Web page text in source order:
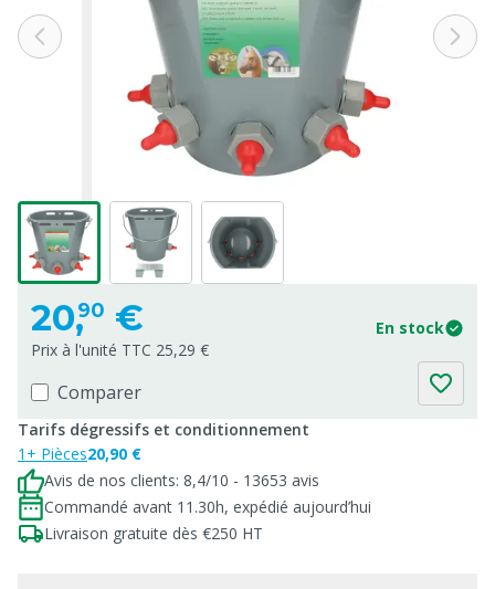
20,90 €
En stock
Prix à l'unité TTC 25,29 €
Comparer
Tarifs dégressifs et conditionnement
1+ Pièces20,90 €
Avis de nos clients: 8,4/10 - 13653 avis
Commandé avant 11.30h, expédié aujourd’hui
Livraison gratuite dès €250 HT